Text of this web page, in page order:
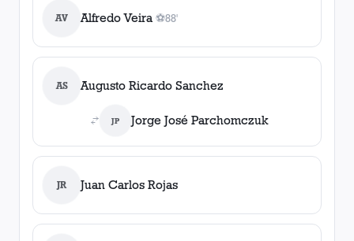
AV Alfredo Veira ⚽
1gol
88'
AS Augusto Ricardo Sanchez
JP Jorge José Parchomczuk
JR Juan Carlos Rojas